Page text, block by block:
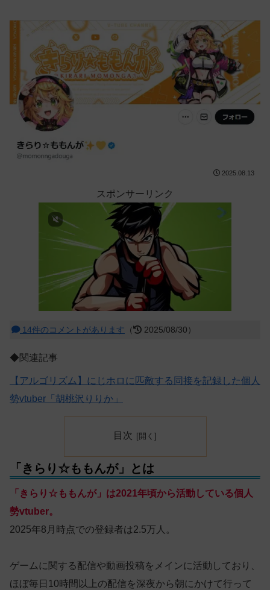
2025.08.13
スポンサーリンク
14件のコメントがあります （ 2025/08/30）
◆関連記事
【アルゴリズム】にじホロに匹敵する同接を記録した個人
勢vtuber「胡桃沢りりか」
目次
「きらり☆ももんが」とは
「きらり☆ももんが」は2021年頃から活動している個人
勢vtuber。
2025年8月時点での登録者は2.5万人。
ゲームに関する配信や動画投稿をメインに活動しており、
ほぼ毎日10時間以上の配信を深夜から朝にかけて行って